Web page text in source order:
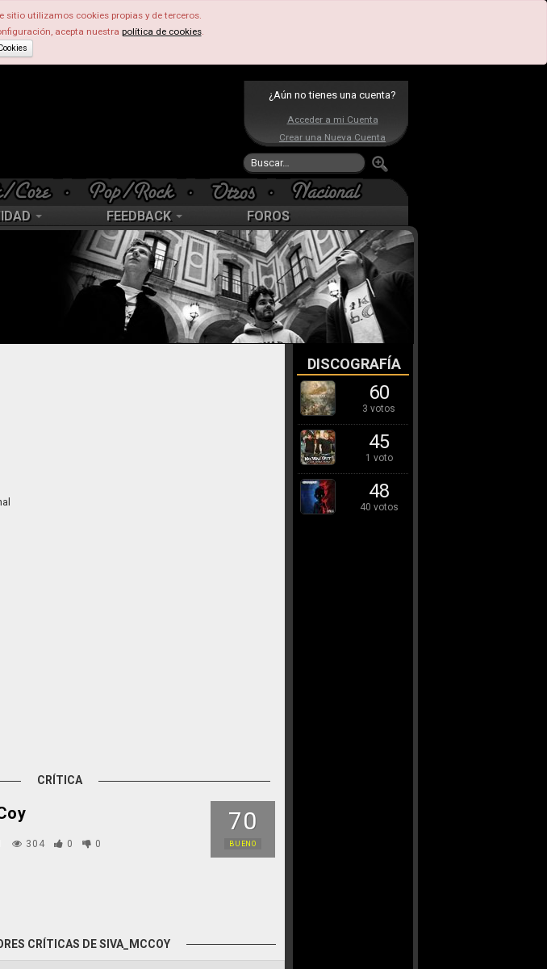
utilizamos cookies propias y de terceros.
acepta nuestra política de cookies.
¿Aún no tienes una cuenta?
Acceder a mi Cuenta
Crear una Nueva Cuenta
FEEDBACK FOROS
CRÍTICA
70
BUENO
304 0 0
CRÍTICAS DE SIVA_MCCOY
DISCOGRAFÍA
60
3 votos
45
1 voto
48
40 votos